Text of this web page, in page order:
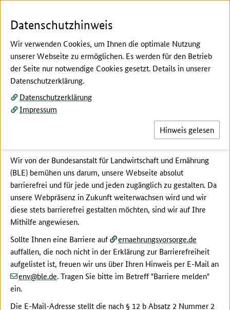
Hier beginnt der Hauptinhalt dieser Seite
Barriere melden
Wir von der Bundesanstalt für Landwirtschaft und Ernährung
(BLE) bemühen uns darum, unsere Webseite absolut
barrierefrei und für jede und jeden zugänglich zu gestalten. Da
unsere Webpräsenz in Zukunft weiterwachsen wird und wir
diese stets barrierefrei gestalten möchten, sind wir auf Ihre
Mithilfe angewiesen.
Sollte Ihnen eine Barriere auf
ernaehrungsvorsorge.de
auffallen, die noch nicht in der Erklärung zur Barrierefreiheit
aufgelistet ist, freuen wir uns über Ihren Hinweis per E-Mail an
env (at)
ble(dot)
de. Tragen Sie bitte im Betreff "Barriere melden"
ein.
Die E-Mail-Adresse stellt die nach § 12 b Absatz 2 Nummer 2
Datenschutzhinweis
Wir verwenden Cookies, um Ihnen die optimale Nutzung
unserer Webseite zu ermöglichen. Es werden für den Betrieb
der Seite nur notwendige Cookies gesetzt. Details in unserer
Datenschutzerklärung.
Datenschutzerklärung
Impressum
Hinweis gelesen